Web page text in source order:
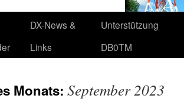
DX-News &
Links
Unterstützung
DB0TM
Monats: September 2023